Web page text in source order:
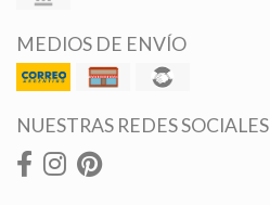
MEDIOS DE ENVÍO
NUESTRAS REDES SOCIALES